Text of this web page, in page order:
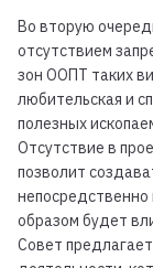
Во вторую
отсутствием
зон ООПТ таких
любительская и
полезных
Отсутствие в
позволит
образом будет
Совет